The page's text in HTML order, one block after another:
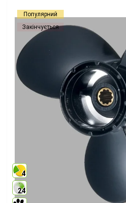
Популярний
Закінчується
4
24